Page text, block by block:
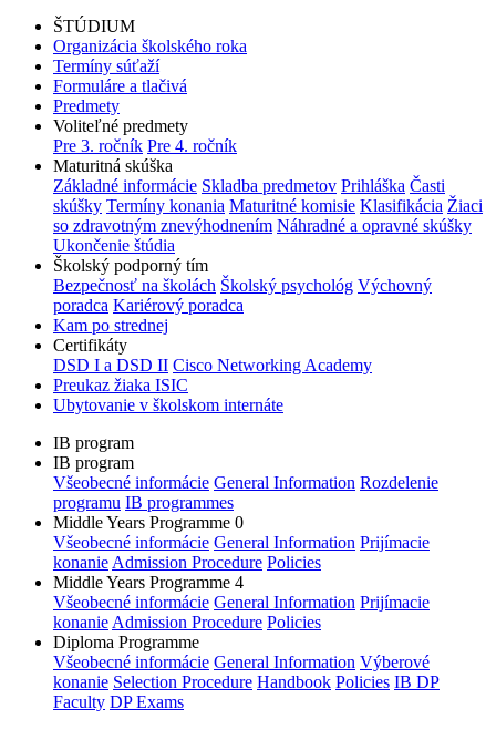
ŠTÚDIUM
Organizácia školského roka
Termíny súťaží
Formuláre a tlačivá
Predmety
Voliteľné predmety
Pre 3. ročník Pre 4. ročník
Maturitná skúška
Základné informácie Skladba predmetov Prihláška Časti
skúšky Termíny konania Maturitné komisie Klasifikácia Žiaci
so zdravotným znevýhodnením Náhradné a opravné skúšky
Ukončenie štúdia
Školský podporný tím
Bezpečnosť na školách Školský psychológ Výchovný
poradca Kariérový poradca
Kam po strednej
Certifikáty
DSD I a DSD II Cisco Networking Academy
Preukaz žiaka ISIC
Ubytovanie v školskom internáte
IB program
IB program
Všeobecné informácie General Information Rozdelenie
programu IB programmes
Middle Years Programme 0
Všeobecné informácie General Information Prijímacie
konanie Admission Procedure Policies
Middle Years Programme 4
Všeobecné informácie General Information Prijímacie
konanie Admission Procedure Policies
Diploma Programme
Všeobecné informácie General Information Výberové
konanie Selection Procedure Handbook Policies IB DP
Faculty DP Exams